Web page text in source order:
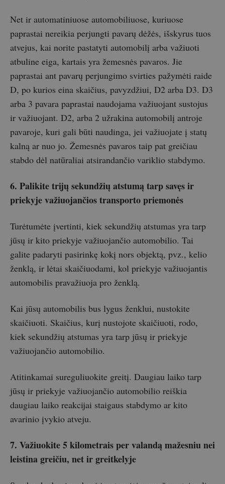
Net ir automatiniuose automobiliuose, kuriuose
paprastai nereikia perjungti pavarų dėžės, išskyrus tuos
atvejus, kai norite pastatyti automobilį arba važiuoti
atbuline eiga, kartais yra žemesnės pavaros. Jie
paprastai ant pavarų perjungimo svirties pažymėti raide
D, po kurios eina skaičius, pavyzdžiui, D2 arba D3. D3
arba 3 pavara paprastai naudojama važiuojant sustojus
ir važiuojant. D2, arba 2 užrakina automobilį antroje
pavaroje, kuri gali būti naudinga, jei važiuojate į statų
kalną ar nuo jo. Žemesnės pavaros taip pat greičiau
stabdo dėl natūraliai atsirandančio variklio stabdymo.
6. Palikite trijų sekundžių atstumą tarp savęs ir
priekyje važiuojančios transporto priemonės
Turėtumėte įvertinti, kiek sekundžių atstumas yra tarp
jūsų ir kito priekyje važiuojančio automobilio. Tai
galite padaryti pasirinkę kokį nors objektą, pvz., kelio
ženklą, ir lėtai skaičiuodami, kol priekyje važiuojantis
automobilis pravažiuoja pro ženklą.
Kai jūsų automobilis bus lygus ženklui, nustokite
skaičiuoti. Skaičius, kurį nustojote skaičiuoti, rodo,
kiek sekundžių atstumas yra tarp jūsų ir priekyje
važiuojančio automobilio.
Atitinkamai sureguliuokite greitį. Daugiau laiko tarp
jūsų ir priekyje važiuojančio automobilio reiškia
daugiau laiko reakcijai staigaus stabdymo ar kito
avarinio įvykio atveju.
7. Važiuokite 5 kilometrais per valandą mažesniu nei
leistina greičiu, net ir greitkelyje